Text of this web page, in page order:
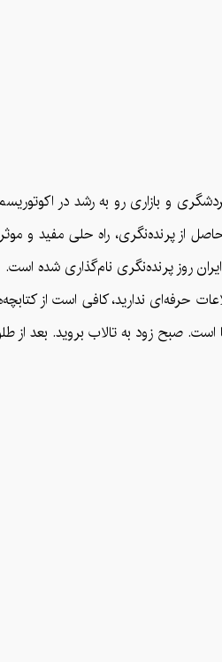
و بازاری رو به رشد در
پرنده‌نگری، راه‌ حلی مفید و موثر
حرفه‌ای ندارید، کافی است از
صبح زود به تالاب بروید. بعد از